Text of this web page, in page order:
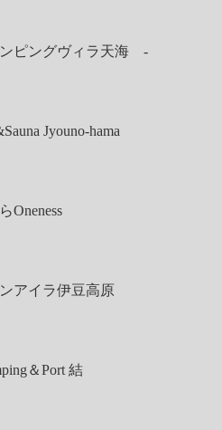
ンピングヴィラ天海 -
Jyouno-hama
Oneness
アイラ伊豆高原
＆Port 結